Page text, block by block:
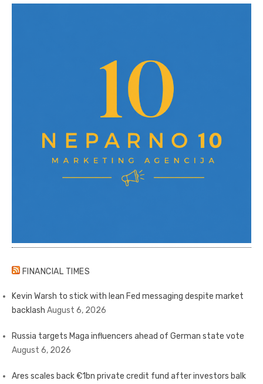
FINANCIAL TIMES
Kevin Warsh to stick with lean Fed messaging despite market
backlash August 6, 2026
Russia targets Maga influencers ahead of German state vote
August 6, 2026
Ares scales back €1bn private credit fund after investors balk